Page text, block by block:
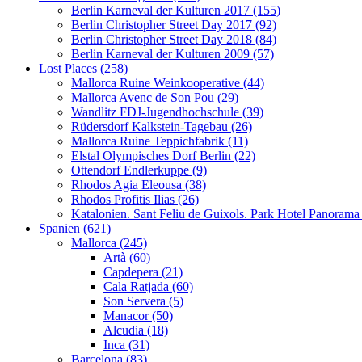
Berlin Karneval der Kulturen 2017 (155)
Berlin Christopher Street Day 2017 (92)
Berlin Christopher Street Day 2018 (84)
Berlin Karneval der Kulturen 2009 (57)
Lost Places (258)
Mallorca Ruine Weinkooperative (44)
Mallorca Avenc de Son Pou (29)
Wandlitz FDJ-Jugendhochschule (39)
Rüdersdorf Kalkstein-Tagebau (26)
Mallorca Ruine Teppichfabrik (11)
Elstal Olympisches Dorf Berlin (22)
Ottendorf Endlerkuppe (9)
Rhodos Agia Eleousa (38)
Rhodos Profitis Ilias (26)
Katalonien. Sant Feliu de Guixols. Park Hotel
Spanien (621)
Mallorca (245)
Artà (60)
Capdepera (21)
Cala Ratjada (60)
Son Servera (5)
Manacor (50)
Alcudia (18)
Inca (31)
Barcelona (83)